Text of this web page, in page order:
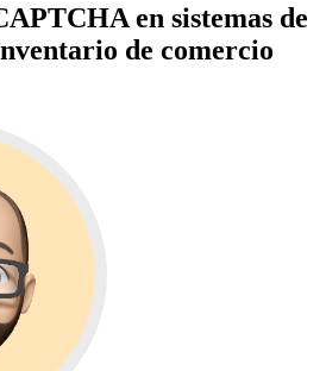
en sistemas de
de comercio